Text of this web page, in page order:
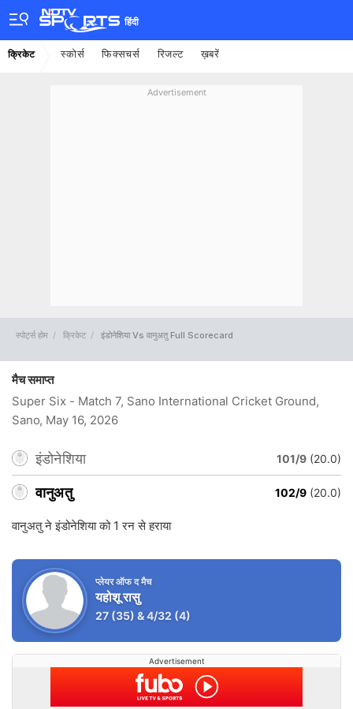
हिंदी
क्रिकेट स्कोर्स फिक्सचर्स रिजल्ट ख़बरें
Advertisement
स्पोर्ट्स होम क्रिकेट इंडोनेशिया Vs वानुअतु Full Scorecard
मैच समाप्त
Super Six - Match 7, Sano International Cricket Ground,
Sano, May 16, 2026
इंडोनेशिया 101/9 (20.0)
वानुअतु 102/9 (20.0)
वानुअतु ने इंडोनेशिया को 1 रन से हराया
प्लेयर ऑफ द मैच
यहोशू रासु
27 (35) &4/32 (4)
Advertisement